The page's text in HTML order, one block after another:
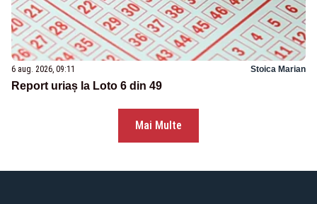
6 aug. 2026, 09:11 Stoica Marian
Report uriaș la Loto 6 din 49
Mai Multe